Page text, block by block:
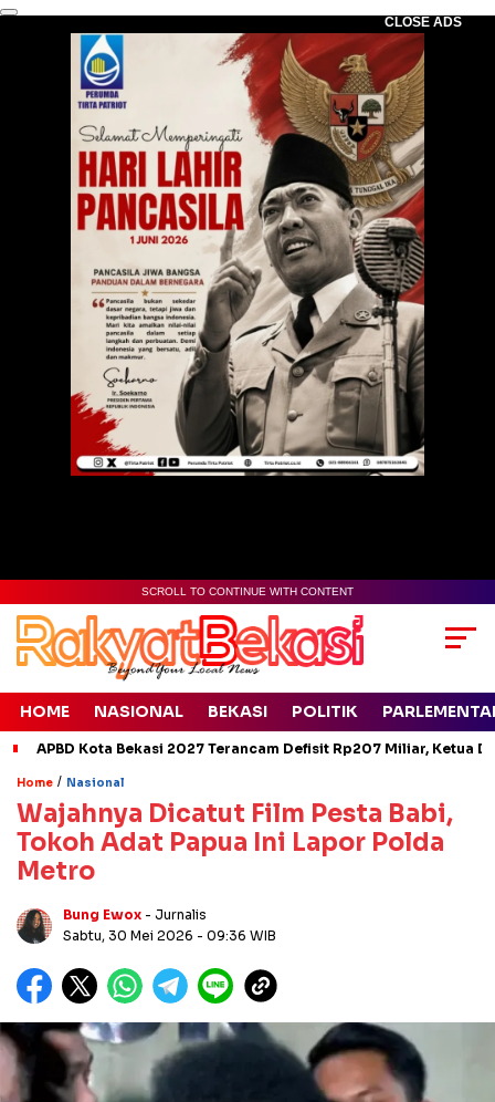
CLOSE ADS
SCROLL TO CONTINUE WITH CONTENT
HOME NASIONAL BEKASI POLITIK
APBD Kota Bekasi 2027 Terancam Defisit Rp207 Miliar, Ketua
Home / Nasional
Wajahnya Dicatut Film Pesta Babi,
Tokoh Adat Papua Ini Lapor Polda
Metro
Bung Ewox - Jurnalis
Sabtu, 30 Mei 2026 - 09:36 WIB